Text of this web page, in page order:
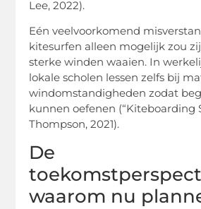
Lee, 2022).
Eén veelvoorkomend
kitesurfen alleen mogelijk zou
sterke winden waaien. In
lokale scholen lessen zelfs bij
windomstandigheden zodat
kunnen oefenen (“Kiteboarding
Thompson, 2021).
De
waarom nu